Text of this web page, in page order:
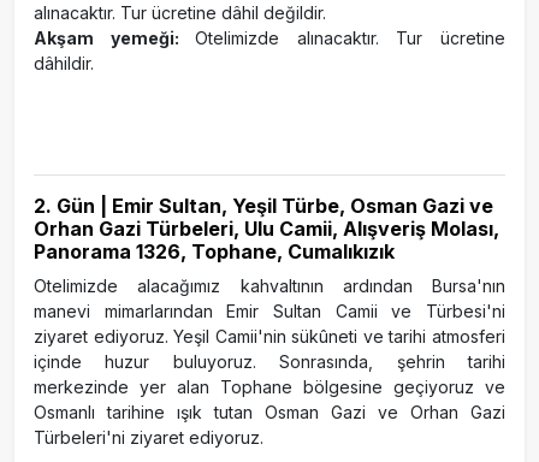
alınacaktır. Tur ücretine dâhil değildir.
Akşam yemeği:
Otelimizde alınacaktır. Tur ücretine
dâhildir.
2. Gün | Emir Sultan, Yeşil Türbe, Osman Gazi ve
Orhan Gazi Türbeleri, Ulu Camii, Alışveriş Molası,
Panorama 1326, Tophane, Cumalıkızık
Otelimizde alacağımız kahvaltının ardından Bursa'nın
manevi mimarlarından Emir Sultan Camii ve Türbesi'ni
ziyaret ediyoruz. Yeşil Camii'nin sükûneti ve tarihi atmosferi
içinde huzur buluyoruz. Sonrasında, şehrin tarihi
merkezinde yer alan Tophane bölgesine geçiyoruz ve
Osmanlı tarihine ışık tutan Osman Gazi ve Orhan Gazi
Türbeleri'ni ziyaret ediyoruz.